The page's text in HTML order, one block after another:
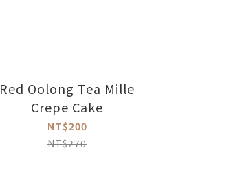
Red Oolong Tea Mille
Crepe Cake
NT$200
NT$270